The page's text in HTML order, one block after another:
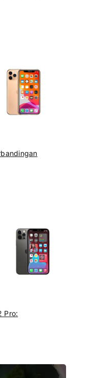
Pro: